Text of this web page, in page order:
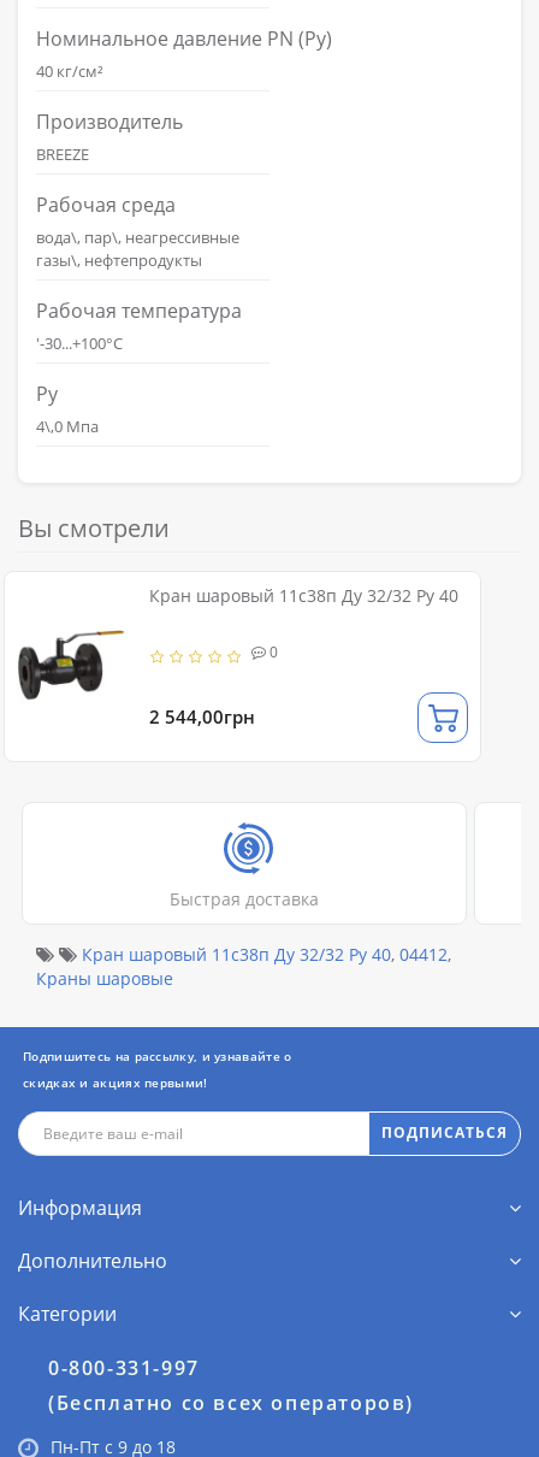
Номинальное давление PN (Ру)
40 кг/см²
Производитель
BREEZE
Рабочая среда
вода\, пар\, неагрессивные
газы\, нефтепродукты
Рабочая температура
'-30...+100°С
Ру
4\,0 Мпа
Вы смотрели
Кран шаровый 11с38п Ду 32/32 Ру 40
0
2 544,00грн
Быстрая доставка
Кран шаровый 11с38п Ду 32/32 Ру 40, 04412,
Краны шаровые
Подпишитесь на рассылку, и узнавайте о
скидках и акциях первыми!
ПОДПИСАТЬСЯ
Информация
Дополнительно
Категории
0-800-331-997
(Бесплатно со всех операторов)
Пн-Пт с 9 до 18